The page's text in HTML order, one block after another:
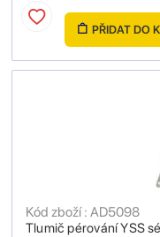
PŘIDAT DO
Tlumič pérování YSS
Kód zboží : AD5098